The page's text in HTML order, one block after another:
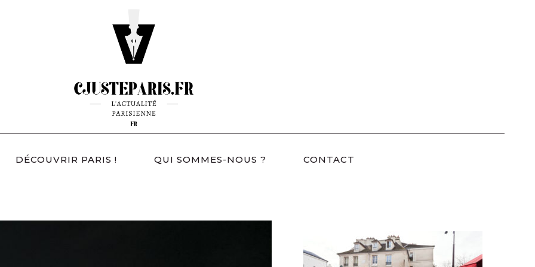
DÉCOUVRIR PARIS ! QUI SOMMES-NOUS ? CONTACT